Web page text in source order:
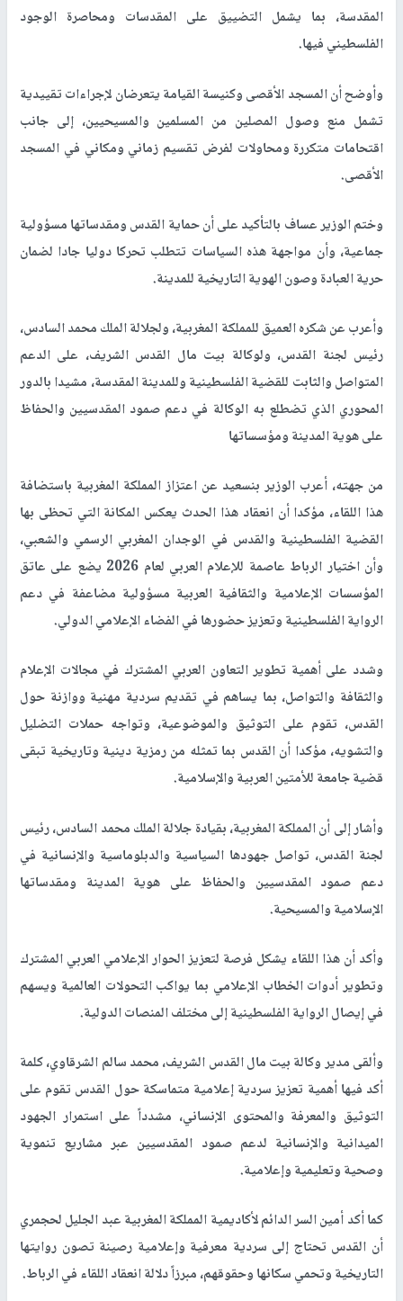
المقدسة، بما يشمل التضييق على المقدسات ومحاصرة الوجود
الفلسطيني فيها.
وأوضح أن المسجد الأقصى وكنيسة القيامة يتعرضان لإجراءات تقييدية
تشمل منع وصول المصلين من المسلمين والمسيحيين، إلى جانب
اقتحامات متكررة ومحاولات لفرض تقسيم زماني ومكاني في المسجد
الأقصى.
وختم الوزير عساف بالتأكيد على أن حماية القدس ومقدساتها مسؤولية
جماعية، وأن مواجهة هذه السياسات تتطلب تحركا دوليا جادا لضمان
حرية العبادة وصون الهوية التاريخية للمدينة.
وأعرب عن شكره العميق للمملكة المغربية، ولجلالة الملك محمد السادس،
رئيس لجنة القدس، ولوكالة بيت مال القدس الشريف، على الدعم
المتواصل والثابت للقضية الفلسطينية وللمدينة المقدسة، مشيدا بالدور
المحوري الذي تضطلع به الوكالة في دعم صمود المقدسيين والحفاظ
على هوية المدينة ومؤسساتها
من جهته، أعرب الوزير بنسعيد عن اعتزاز المملكة المغربية باستضافة
هذا اللقاء، مؤكدا أن انعقاد هذا الحدث يعكس المكانة التي تحظى بها
القضية الفلسطينية والقدس في الوجدان المغربي الرسمي والشعبي،
وأن اختيار الرباط عاصمة للإعلام العربي لعام 2026 يضع على عاتق
المؤسسات الإعلامية والثقافية العربية مسؤولية مضاعفة في دعم
الرواية الفلسطينية وتعزيز حضورها في الفضاء الإعلامي الدولي.
وشدد على أهمية تطوير التعاون العربي المشترك في مجالات الإعلام
والثقافة والتواصل، بما يساهم في تقديم سردية مهنية ووازنة حول
القدس، تقوم على التوثيق والموضوعية، وتواجه حملات التضليل
والتشويه، مؤكدا أن القدس بما تمثله من رمزية دينية وتاريخية تبقى
قضية جامعة للأمتين العربية والإسلامية.
وأشار إلى أن المملكة المغربية، بقيادة جلالة الملك محمد السادس، رئيس
لجنة القدس، تواصل جهودها السياسية والدبلوماسية والإنسانية في
دعم صمود المقدسيين والحفاظ على هوية المدينة ومقدساتها
الإسلامية والمسيحية.
وأكد أن هذا اللقاء يشكل فرصة لتعزيز الحوار الإعلامي العربي المشترك
وتطوير أدوات الخطاب الإعلامي بما يواكب التحولات العالمية ويسهم
في إيصال الرواية الفلسطينية إلى مختلف المنصات الدولية.
وألقى مدير وكالة بيت مال القدس الشريف، محمد سالم الشرقاوي، كلمة
أكد فيها أهمية تعزيز سردية إعلامية متماسكة حول القدس تقوم على
التوثيق والمعرفة والمحتوى الإنساني، مشدداً على استمرار الجهود
الميدانية والإنسانية لدعم صمود المقدسيين عبر مشاريع تنموية
وصحية وتعليمية وإعلامية.
كما أكد أمين السر الدائم لأكاديمية المملكة المغربية عبد الجليل لحجمري
أن القدس تحتاج إلى سردية معرفية وإعلامية رصينة تصون روايتها
التاريخية وتحمي سكانها وحقوقهم، مبرزاً دلالة انعقاد اللقاء في الرباط.